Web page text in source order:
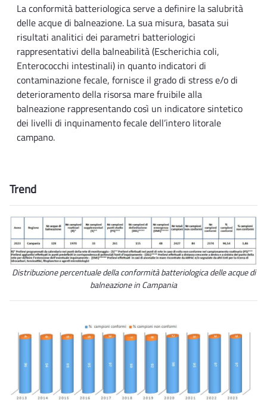
La conformità batteriologica serve a definire la salubrità
delle acque di balneazione. La sua misura, basata sui
risultati analitici dei parametri batteriologici
rappresentativi della balneabilità (Escherichia coli,
Enterococchi intestinali) in quanto indicatori di
contaminazione fecale, fornisce il grado di stress e/o di
deterioramento della risorsa mare fruibile alla
balneazione rappresentando così un indicatore sintetico
dei livelli di inquinamento fecale dell’intero litorale
campano.
Trend
Distribuzione percentuale della conformità batteriologica delle acque di
balneazione in Campania